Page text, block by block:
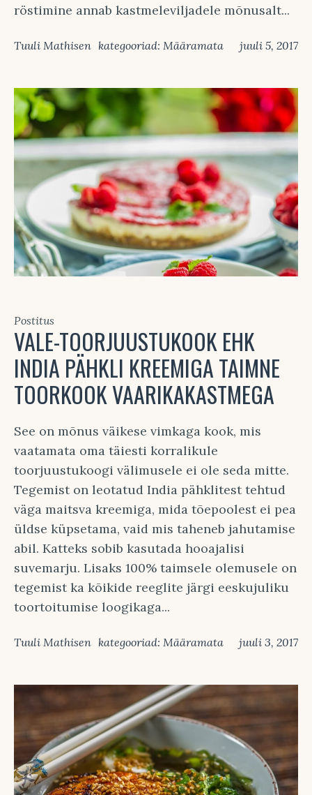
röstimine annab kastmeleviljadele mõnusalt...
juuli 5, 2017
Tuuli Mathisen kategooriad: Määramata
Postitus
VALE-TOORJUUSTUKOOK EHK
INDIA PÄHKLI KREEMIGA TAIMNE
TOORKOOK VAARIKAKASTMEGA
See on mõnus väikese vimkaga kook, mis
vaatamata oma täiesti korralikule
toorjuustukoogi välimusele ei ole seda mitte.
Tegemist on leotatud India pähklitest tehtud
väga maitsva kreemiga, mida tõepoolest ei pea
üldse küpsetama, vaid mis taheneb jahutamise
abil. Katteks sobib kasutada hooajalisi
suvemarju. Lisaks 100% taimsele olemusele on
tegemist ka kõikide reeglite järgi eeskujuliku
toortoitumise loogikaga...
juuli 3, 2017
Tuuli Mathisen kategooriad: Määramata